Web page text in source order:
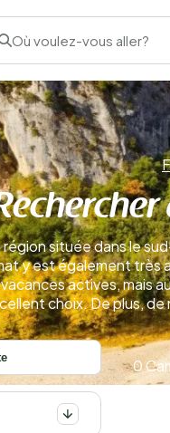
Où voulez-vous aller?
région située dans le
y est également
actives, mais
choix. De plus,
0